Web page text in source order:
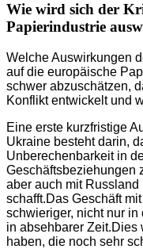
Wie wird sich der
Papierindustrie
Welche Auswirkungen
auf die europäische
schwer abzuschätzen,
Konflikt entwickelt und
Eine erste kurzfristige
Ukraine besteht darin,
Unberechenbarkeit in
Geschäftsbeziehungen
aber auch mit
schafft.Das Geschäft
schwieriger, nicht nur in
in absehbarer Zeit.Dies
haben, die noch sehr